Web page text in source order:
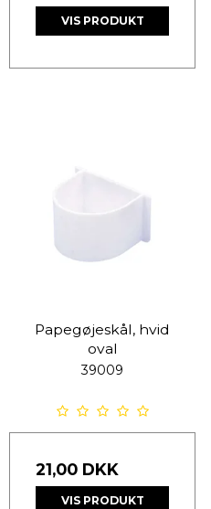
VIS PRODUKT
Papegøjeskål, hvid
oval
39009
21,00 DKK
VIS PRODUKT